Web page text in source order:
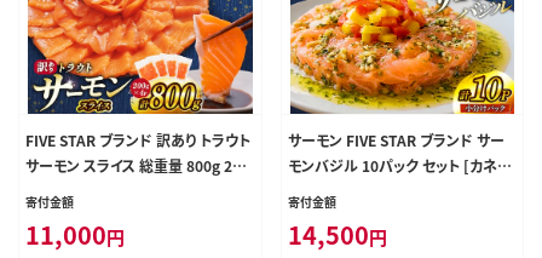
FIVE STAR ブランド 訳あり トラウト
サーモン スライス 総重量 800g 200
g×4p [カネダイ 宮城県 気仙沼市 2
小分け 冷凍 鮭 さけ 海鮮 サーモン
寄付金額
11,000円
サーモン FIVE STAR ブランド サー
モンバジル 10パック セット [カネダ
イ 宮城県 気仙沼市 20566148] 魚
さけ サーモン バジル さけ サケ トラ
寄付金額
14,500円